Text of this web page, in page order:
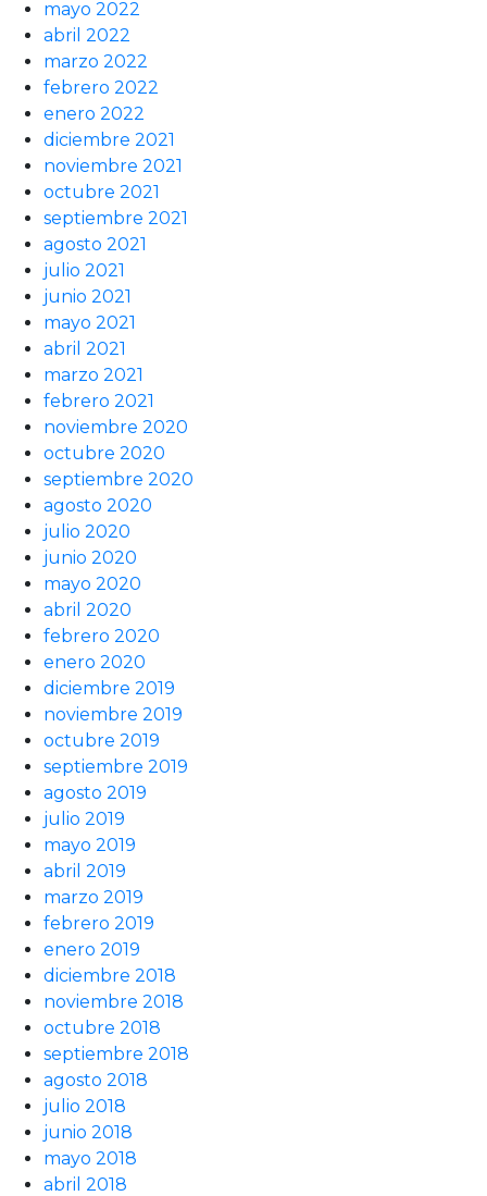
mayo 2022
abril 2022
marzo 2022
febrero 2022
enero 2022
diciembre 2021
noviembre 2021
octubre 2021
septiembre 2021
agosto 2021
julio 2021
junio 2021
mayo 2021
abril 2021
marzo 2021
febrero 2021
noviembre 2020
octubre 2020
septiembre 2020
agosto 2020
julio 2020
junio 2020
mayo 2020
abril 2020
febrero 2020
enero 2020
diciembre 2019
noviembre 2019
octubre 2019
septiembre 2019
agosto 2019
julio 2019
mayo 2019
abril 2019
marzo 2019
febrero 2019
enero 2019
diciembre 2018
noviembre 2018
octubre 2018
septiembre 2018
agosto 2018
julio 2018
junio 2018
mayo 2018
abril 2018